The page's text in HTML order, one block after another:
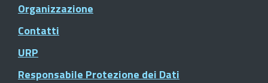
Organizzazione
Contatti
URP
Responsabile Protezione dei Dati